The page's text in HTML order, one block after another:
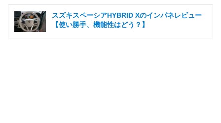
スズキスペーシアHYBRID Xのインパネレビュー
【使い勝手、機能性はどう？】